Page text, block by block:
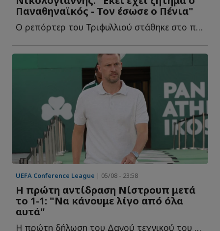
Παναθηναϊκός - Τον έσωσε ο Πένια"
Ο ρεπόρτερ του Τριφυλλιού στάθηκε στο πρόβλημα στο α...
UEFA Conference League | 05/08 - 23:58
Η πρώτη αντίδραση Νίστρουπ μετά
το 1-1: "Να κάνουμε λίγο από όλα
αυτά"
Η πρώτη δήλωση του Δανού τεχνικού του Παναθηναϊκού μ...